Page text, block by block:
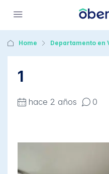
Home Departamento en
1
hace 2 años 0